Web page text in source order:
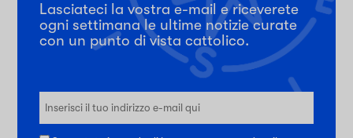
Lasciateci la vostra e-mail e riceverete
ogni settimana le ultime notizie curate
con un punto di vista cattolico.